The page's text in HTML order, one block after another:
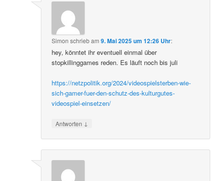
Simon schriebam9. Mai 2025 um 12:26 Uhr:
hey, könntet ihr eventuell einmal über
stopkillinggames reden. Es läuft noch bis juli
https://netzpolitik.org/2024/videospielsterben-wie-
sich-gamer-fuer-den-schutz-des-kulturgutes-
videospiel-einsetzen/
Antworten ↓